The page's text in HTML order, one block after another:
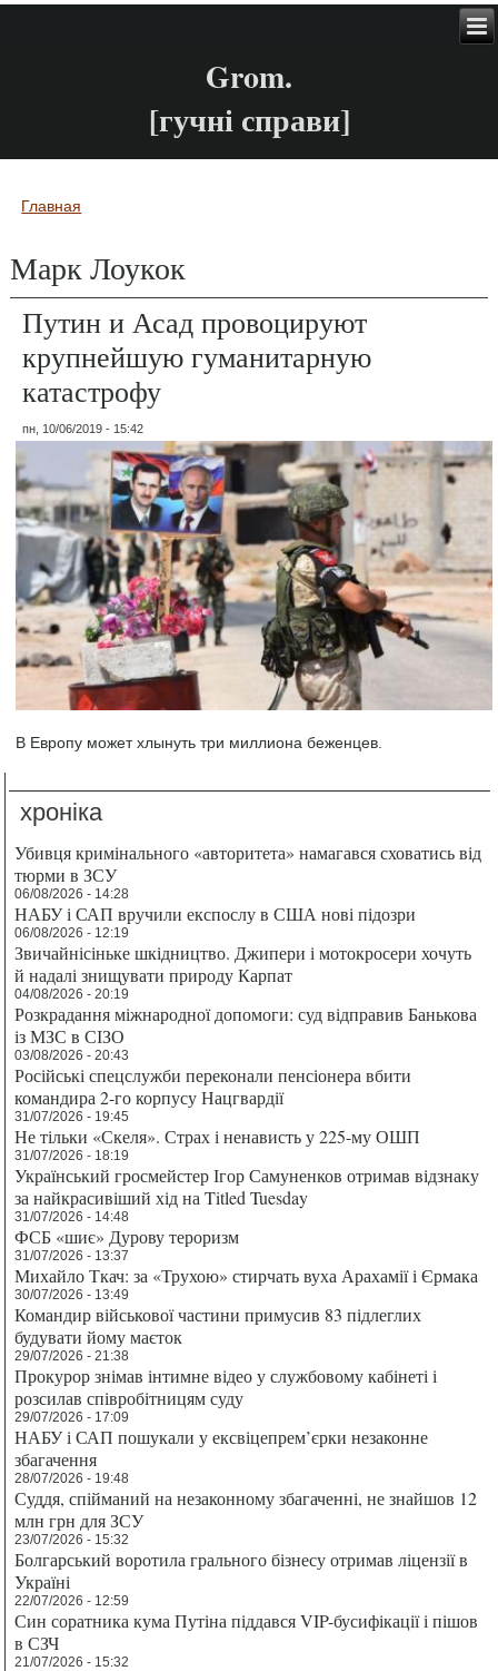
Grom.
[гучні справи]
Вы здесь
Главная
Марк Лоукок
Путин и Асад провоцируют
крупнейшую гуманитарную
катастрофу
пн, 10/06/2019 - 15:42
В Европу может хлынуть три миллиона беженцев.
хроніка
Убивця кримінального «авторитета» намагався сховатись від
тюрми в ЗСУ
06/08/2026 - 14:28
НАБУ і САП вручили експослу в США нові підозри
06/08/2026 - 12:19
Звичайнісіньке шкідництво. Джипери і мотокросери хочуть
й надалі знищувати природу Карпат
04/08/2026 - 20:19
Розкрадання міжнародної допомоги: суд відправив Банькова
із МЗС в СІЗО
03/08/2026 - 20:43
Російські спецслужби переконали пенсіонера вбити
командира 2-го корпусу Нацгвардії
31/07/2026 - 19:45
Не тільки «Скеля». Страх і ненависть у 225-му ОШП
31/07/2026 - 18:19
Український гросмейстер Ігор Самуненков отримав відзнаку
за найкрасивіший хід на Titled Tuesday
31/07/2026 - 14:48
ФСБ «шиє» Дурову тероризм
31/07/2026 - 13:37
Михайло Ткач: за «Трухою» стирчать вуха Арахамії і Єрмака
30/07/2026 - 13:49
Командир військової частини примусив 83 підлеглих
будувати йому маєток
29/07/2026 - 21:38
Прокурор знімав інтимне відео у службовому кабінеті і
розсилав співробітницям суду
29/07/2026 - 17:09
НАБУ і САП пошукали у ексвіцепрем’єрки незаконне
збагачення
28/07/2026 - 19:48
Суддя, спійманий на незаконному збагаченні, не знайшов 12
млн грн для ЗСУ
23/07/2026 - 15:32
Болгарський воротила грального бізнесу отримав ліцензії в
Україні
22/07/2026 - 12:59
Син соратника кума Путіна піддався VIP-бусифікації і пішов
в СЗЧ
21/07/2026 - 15:32